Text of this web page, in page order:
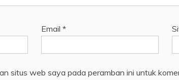
Email*
situs web saya pada peramban ini untuk